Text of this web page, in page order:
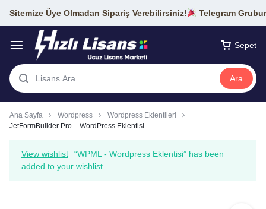
Sitemize Üye Olmadan Sipariş Verebilirsiniz! Telegram
Sepet
Ara
Ana Sayfa Wordpress
Wordpress Eklentileri
JetFormBuilder Pro – WordPress Eklentisi
View wishlist
“WPML - Wordpress Eklentisi” has been
added to your wishlist